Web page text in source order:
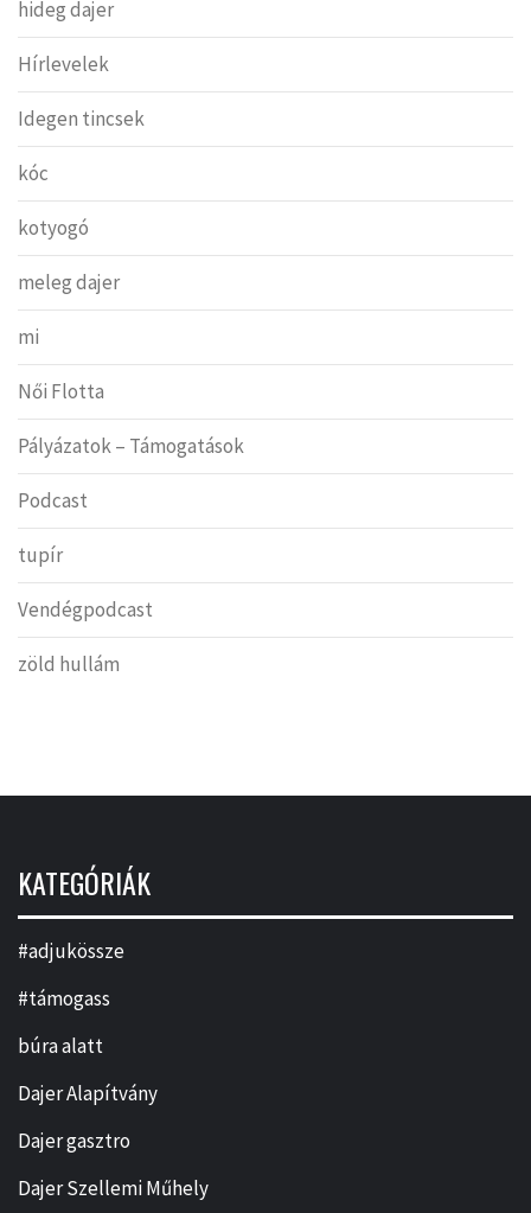
hideg dajer
Hírlevelek
Idegen tincsek
kóc
kotyogó
meleg dajer
mi
Női Flotta
Pályázatok – Támogatások
Podcast
tupír
Vendégpodcast
zöld hullám
KATEGÓRIÁK
#adjukössze
#támogass
búra alatt
Dajer Alapítvány
Dajer gasztro
Dajer Szellemi Műhely